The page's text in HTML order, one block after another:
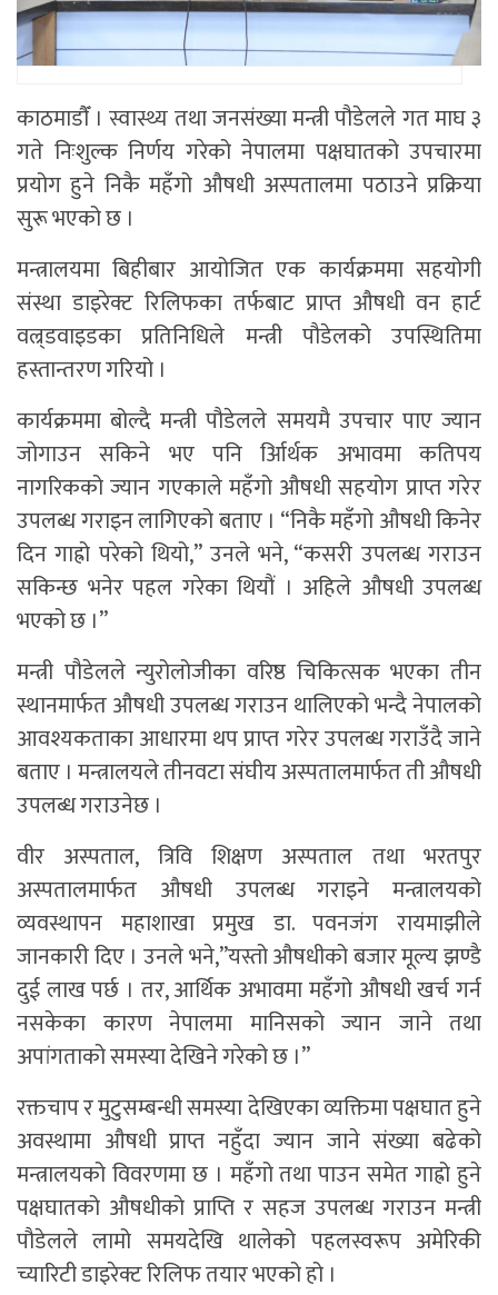
काठमाडाैँ । स्वास्थ्य तथा जनसंख्या मन्त्री पौडेलले गत माघ ३
गते निःशुल्क निर्णय गरेको नेपालमा पक्षघातको उपचारमा
प्रयोग हुने निकै महँगो औषधी अस्पतालमा पठाउने प्रक्रिया
सुरू भएको छ ।
मन्त्रालयमा बिहीबार आयोजित एक कार्यक्रममा सहयोगी
संस्था डाइरेक्ट रिलिफका तर्फबाट प्राप्त औषधी वन हार्ट
वल्र्डवाइडका प्रतिनिधिले मन्त्री पौडेलको उपस्थितिमा
हस्तान्तरण गरियो ।
कार्यक्रममा बोल्दै मन्त्री पौडेलले समयमै उपचार पाए ज्यान
जोगाउन सकिने भए पनि र्आिर्थक अभावमा कतिपय
नागरिकको ज्यान गएकाले महँगो औषधी सहयोग प्राप्त गरेर
उपलब्ध गराइन लागिएको बताए । “निकै महँगो औषधी किनेर
दिन गाह्रो परेको थियो,” उनले भने, “कसरी उपलब्ध गराउन
सकिन्छ भनेर पहल गरेका थियौं । अहिले औषधी उपलब्ध
भएको छ ।”
मन्त्री पौडेलले न्युरोलोजीका वरिष्ठ चिकित्सक भएका तीन
स्थानमार्फत औषधी उपलब्ध गराउन थालिएको भन्दै नेपालको
आवश्यकताका आधारमा थप प्राप्त गरेर उपलब्ध गराउँदै जाने
बताए । मन्त्रालयले तीनवटा संघीय अस्पतालमार्फत ती औषधी
उपलब्ध गराउनेछ ।
वीर अस्पताल, त्रिवि शिक्षण अस्पताल तथा भरतपुर
अस्पतालमार्फत औषधी उपलब्ध गराइने मन्त्रालयको
व्यवस्थापन महाशाखा प्रमुख डा. पवनजंग रायमाझीले
जानकारी दिए । उनले भने,”यस्तो औषधीको बजार मूल्य झण्डै
दुई लाख पर्छ । तर, आर्थिक अभावमा महँगो औषधी खर्च गर्न
नसकेका कारण नेपालमा मानिसको ज्यान जाने तथा
अपांगताको समस्या देखिने गरेको छ ।”
रक्तचाप र मुटुसम्बन्धी समस्या देखिएका व्यक्तिमा पक्षघात हुने
अवस्थामा औषधी प्राप्त नहुँदा ज्यान जाने संख्या बढेको
मन्त्रालयको विवरणमा छ । महँगो तथा पाउन समेत गाह्रो हुने
पक्षघातको औषधीको प्राप्ति र सहज उपलब्ध गराउन मन्त्री
पौडेलले लामो समयदेखि थालेको पहलस्वरूप अमेरिकी
च्यारिटी डाइरेक्ट रिलिफ तयार भएको हो ।